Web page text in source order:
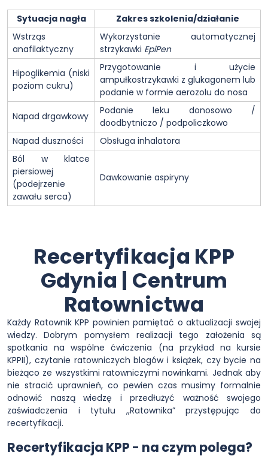
Sytuacja nagła
Zakres szkolenia/działanie
Wstrząs
anafilaktyczny
Wykorzystanie automatycznej
strzykawki EpiPen
Hipoglikemia (niski
poziom cukru)
Przygotowanie i użycie
ampułkostrzykawki z glukagonem lub
podanie w formie aerozolu do nosa
Napad drgawkowy
Podanie leku donosowo /
doodbytniczo / podpoliczkowo
Napad duszności
Obsługa inhalatora
Ból w klatce
piersiowej
(podejrzenie
zawału serca)
Dawkowanie aspiryny
Recertyfikacja KPP
Gdynia | Centrum
Ratownictwa
Każdy Ratownik KPP powinien pamiętać o aktualizacji swojej
wiedzy. Dobrym pomysłem realizacji tego założenia są
spotkania na wspólne ćwiczenia (na przykład na kursie
KPPII), czytanie ratowniczych blogów i książek, czy bycie na
bieżąco ze wszystkimi ratowniczymi nowinkami. Jednak aby
nie stracić uprawnień, co pewien czas musimy formalnie
odnowić naszą wiedzę i przedłużyć ważność swojego
zaświadczenia i tytułu ,,Ratownika” przystępując do
recertyfikacji.
Recertyfikacja KPP - na czym polega?